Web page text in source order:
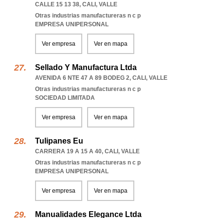
CALLE 15 13 38, CALI , VALLE
Otras industrias manufactureras n c p
EMPRESA UNIPERSONAL
Ver empresa Ver en mapa
Sellado Y Manufactura Ltda
AVENIDA 6 NTE 47 A 89 BODEG 2, CALI , VALLE
Otras industrias manufactureras n c p
SOCIEDAD LIMITADA
Ver empresa Ver en mapa
Tulipanes Eu
CARRERA 19 A 15 A 40, CALI , VALLE
Otras industrias manufactureras n c p
EMPRESA UNIPERSONAL
Ver empresa Ver en mapa
Manualidades Elegance Ltda